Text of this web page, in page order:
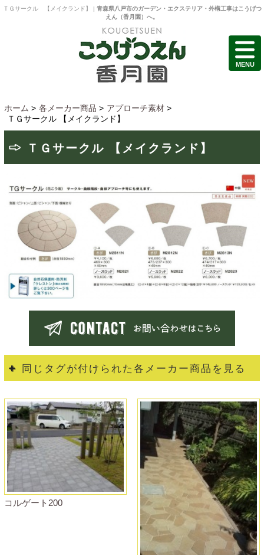
ＴＧサークル 【メイクランド】 | 青森県八戸市のガーデン・エクステリア・外構工事はこうげつ
えん（香月園）へ。
ホーム > 各メーカー商品 > アプローチ素材 >
ＴＧサークル 【メイクランド】
ＴＧサークル 【メイクランド】
同じタグが付けられた各メーカー商品を見る
コルゲート200
MENU